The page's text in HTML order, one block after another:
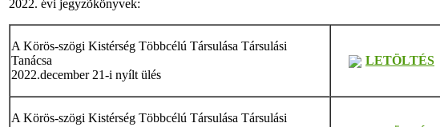
2022. évi jegyzõkönyvek:
A Körös-szögi Kistérség Többcélú Társulása Társulási
Tanácsa
2022.december 21-i nyílt ülés
LETÖLTÉS
A Körös-szögi Kistérség Többcélú Társulása Társulási